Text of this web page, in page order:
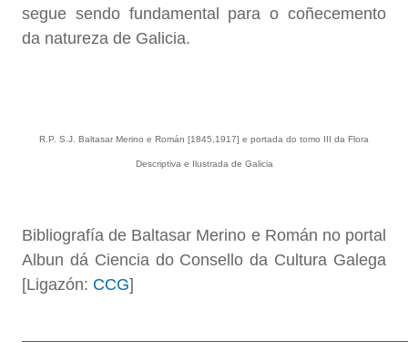
segue sendo fundamental para o coñecemento
da natureza de Galicia.
R.P. S.J. Baltasar Merino e Román [1845,1917] e portada do tomo III da Flora
Descriptiva e Ilustrada de Galicia
Bibliografía de Baltasar Merino e Román no portal
Albun dá Ciencia do Consello da Cultura Galega
[Ligazón: CCG]